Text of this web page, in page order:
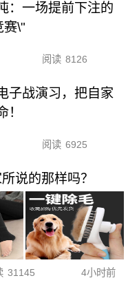
：一场提前下注的
赛\"
阅读 8126
子战演习，把自家
！
阅读 6925
说的那样吗？
31145 4小时前